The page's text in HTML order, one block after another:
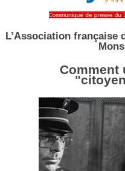
L’Association française
Comment